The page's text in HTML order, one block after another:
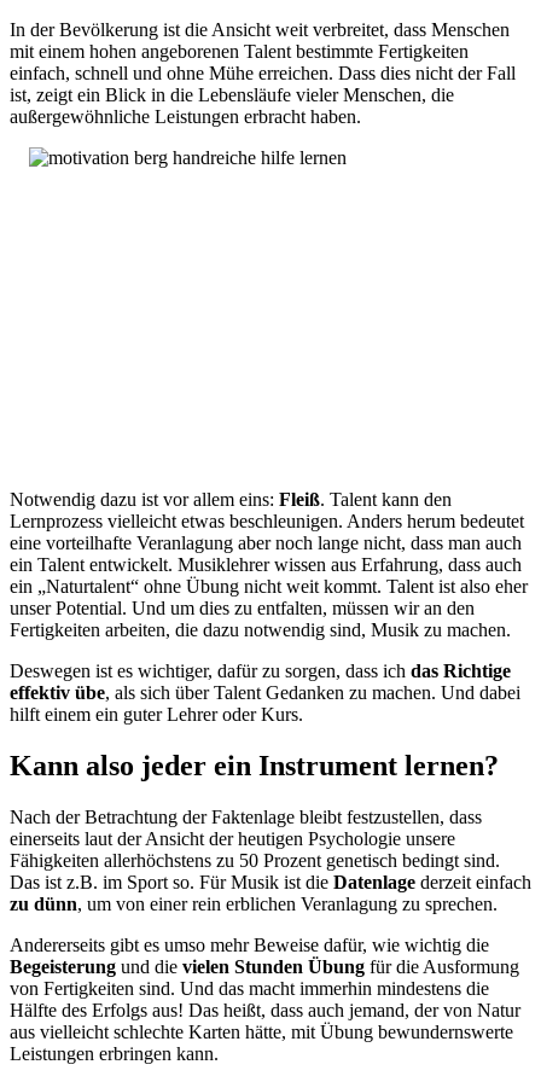
In der Bevölkerung ist die Ansicht weit verbreitet, dass Menschen
mit einem hohen angeborenen Talent bestimmte Fertigkeiten
einfach, schnell und ohne Mühe erreichen. Dass dies nicht der Fall
ist, zeigt ein Blick in die Lebensläufe vieler Menschen, die
außergewöhnliche Leistungen erbracht haben.
Notwendig dazu ist vor allem eins: Fleiß. Talent kann den
Lernprozess vielleicht etwas beschleunigen. Anders herum bedeutet
eine vorteilhafte Veranlagung aber noch lange nicht, dass man auch
ein Talent entwickelt. Musiklehrer wissen aus Erfahrung, dass auch
ein „Naturtalent“ ohne Übung nicht weit kommt. Talent ist also eher
unser Potential. Und um dies zu entfalten, müssen wir an den
Fertigkeiten arbeiten, die dazu notwendig sind, Musik zu machen.
Deswegen ist es wichtiger, dafür zu sorgen, dass ich das Richtige
effektiv übe, als sich über Talent Gedanken zu machen. Und dabei
hilft einem ein guter Lehrer oder Kurs.
Kann also jeder ein Instrument lernen?
Nach der Betrachtung der Faktenlage bleibt festzustellen, dass
einerseits laut der Ansicht der heutigen Psychologie unsere
Fähigkeiten allerhöchstens zu 50 Prozent genetisch bedingt sind.
Das ist z.B. im Sport so. Für Musik ist die Datenlage derzeit einfach
zu dünn, um von einer rein erblichen Veranlagung zu sprechen.
Andererseits gibt es umso mehr Beweise dafür, wie wichtig die
Begeisterung und die vielen Stunden Übung für die Ausformung
von Fertigkeiten sind. Und das macht immerhin mindestens die
Hälfte des Erfolgs aus! Das heißt, dass auch jemand, der von Natur
aus vielleicht schlechte Karten hätte, mit Übung bewundernswerte
Leistungen erbringen kann.